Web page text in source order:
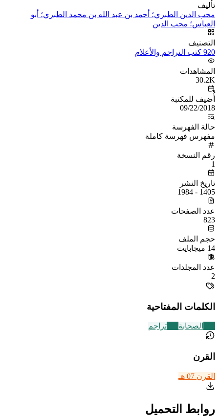
تأليف
محب الدين الطبري؛ أحمد بن عبد الله بن محمد الطبري؛ أبو
العباس؛ محب الدين
التصنيف
920 كتب التراجم والأعلام
المشاهدات
30.2K
أُضيف للمكتبة
09/22/2018
حالة الفهرسة
مفهرس فهرسة كاملة
رقم النسخة
1
تاريخ النشر
1405 - 1984
عدد الصفحات
823
حجم الملف
14 ميجابايت
عدد المجلدات
2
الكلمات المفتاحية
الصحابة تراجم
القرن
القرن 07 هـ
روابط التحميل